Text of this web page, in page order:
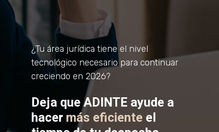
¿Tu área jurídica tiene el nivel
tecnológico necesario para continuar
creciendo en 2026?
Deja que ADINTE ayude a
hacermás eficiente el